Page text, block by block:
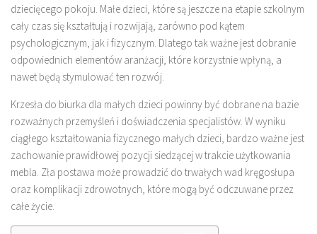
dziecięcego pokoju. Małe dzieci, które są jeszcze na etapie szkolnym
cały czas się kształtują i rozwijają, zarówno pod kątem
psychologicznym, jak i fizycznym. Dlatego tak ważne jest dobranie
odpowiednich elementów aranżacji, które korzystnie wpłyną, a
nawet będą stymulować ten rozwój.
Krzesła do biurka dla małych dzieci powinny być dobrane na bazie
rozważnych przemyśleń i doświadczenia specjalistów. W wyniku
ciągłego kształtowania fizycznego małych dzieci, bardzo ważne jest
zachowanie prawidłowej pozycji siedzącej w trakcie użytkowania
mebla. Zła postawa może prowadzić do trwałych wad kręgosłupa
oraz komplikacji zdrowotnych, które mogą być odczuwane przez
całe życie.